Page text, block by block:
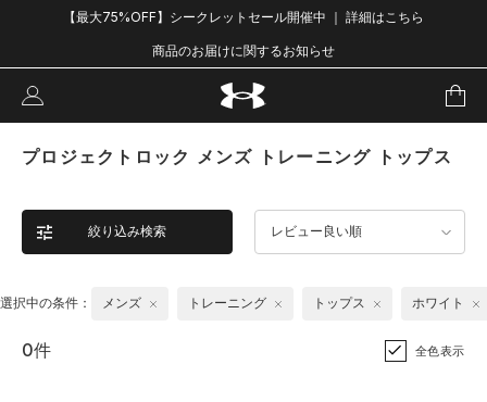
【最大75%OFF】シークレットセール開催中 ｜ 詳細はこちら
商品のお届けに関するお知らせ
プロジェクトロック メンズ トレーニング トップス
絞り込み検索 レビュー良い順
選択中の条件： メンズ トレーニング トップス ホワイト
0件 全色表示